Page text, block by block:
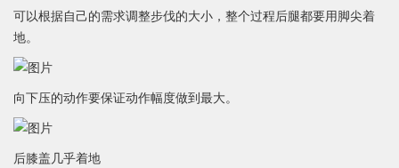
可以根据自己的需求调整步伐的大小，整个过程后腿都要用脚尖着
地。
向下压的动作要保证动作幅度做到最大。
后膝盖几乎着地